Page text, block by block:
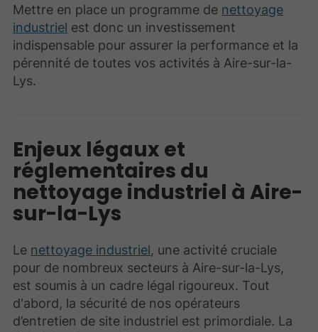
Mettre en place un programme de nettoyage
industriel est donc un investissement
indispensable pour assurer la performance et la
pérennité de toutes vos activités à Aire-sur-la-
Lys.
Enjeux légaux et
réglementaires du
nettoyage industriel à Aire-
sur-la-Lys
Le nettoyage industriel, une activité cruciale
pour de nombreux secteurs à Aire-sur-la-Lys,
est soumis à un cadre légal rigoureux. Tout
d'abord, la sécurité de nos opérateurs
d’entretien de site industriel est primordiale. La